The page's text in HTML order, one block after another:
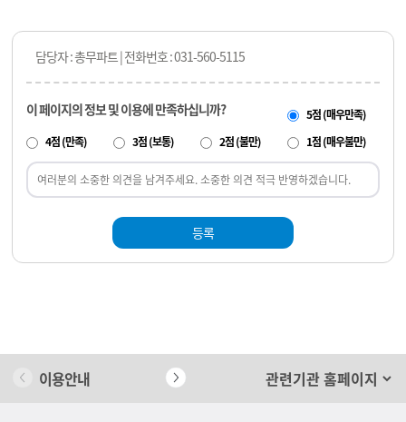
담당자 : 총무파트 | 전화번호 : 031-560-5115
이 페이지의 정보 및 이용에 만족하십니까?
5점 (매우만족)
4점 (만족)
3점 (보통) 2점 (불만) 1점 (매우불만)
등록
이용안내 개인정보 처리방침